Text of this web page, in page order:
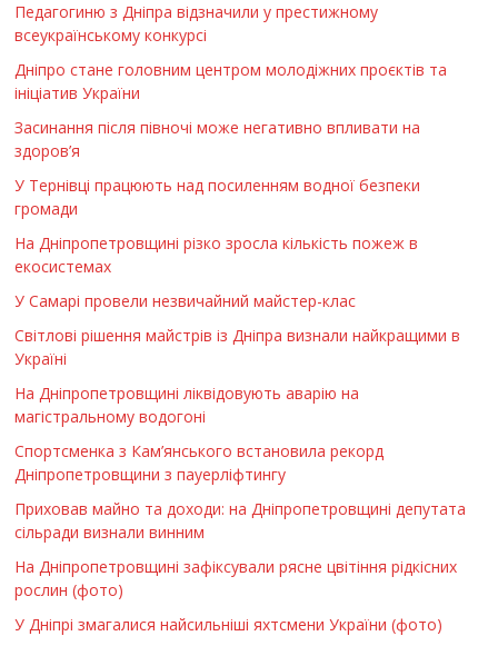
Педагогиню з Дніпра відзначили у престижному
всеукраїнському конкурсі
Дніпро стане головним центром молодіжних проєктів та
ініціатив України
Засинання після півночі може негативно впливати на
здоров’я
У Тернівці працюють над посиленням водної безпеки
громади
На Дніпропетровщині різко зросла кількість пожеж в
екосистемах
У Самарі провели незвичайний майстер-клас
Світлові рішення майстрів із Дніпра визнали найкращими в
Україні
На Дніпропетровщині ліквідовують аварію на
магістральному водогоні
Спортсменка з Кам’янського встановила рекорд
Дніпропетровщини з пауерліфтингу
Приховав майно та доходи: на Дніпропетровщині депутата
сільради визнали винним
На Дніпропетровщині зафіксували рясне цвітіння рідкісних
рослин (фото)
У Дніпрі змагалися найсильніші яхтсмени України (фото)